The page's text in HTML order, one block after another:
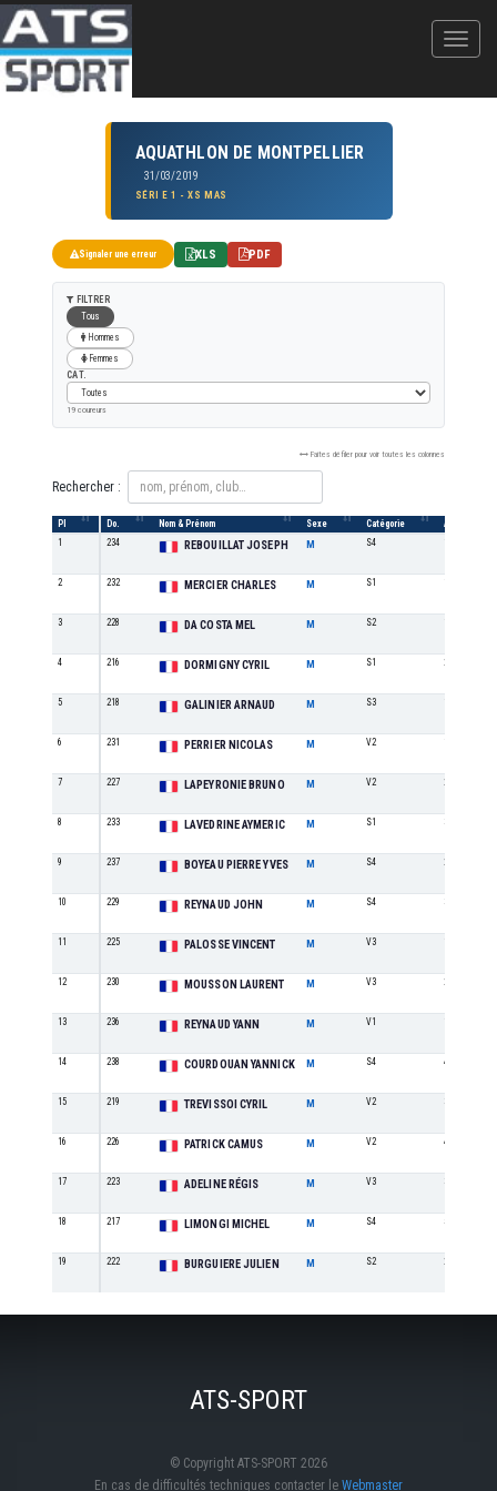
AQUATHLON DE MONTPELLIER
31/03/2019
SÉRI E 1 - XS MAS
Signaler une erreur XLS PDF
FILTRER
Tous
Hommes
Femmes
CAT.
19 coureurs
Faites défiler pour voir toutes les colonnes
Rechercher :
Pl Do. Nom & Prénom Sexe Catégorie
/cat
1
234 REBOUILLAT JOSEPH M S4
2 232 MERCIER CHARLES M S1
3 228 DA COSTA MEL M S2
4 216 DORMIGNY CYRIL M S1 2
5 218 GALINIER ARNAUD M S3
6 231 PERRIER NICOLAS M V2
7 227 LAPEYRONIE BRUNO M V2 2
8 233 LAVEDRINE AYMERIC M S1 3
9 237 BOYEAU PIERRE YVES M S4 2
10 229 REYNAUD JOHN M S4 3
11 225 PALOSSE VINCENT M V3
12 230 MOUSSON LAURENT M V3 2
13 236 REYNAUD YANN M V1
14 238 COURDOUAN YANNICK M S4 4
15 219 TREVISSOI CYRIL M V2 3
16 226 PATRICK CAMUS M V2 4
17 223 ADELINE RÉGIS M V3 3
18 217 LIMONGI MICHEL M S4 5
19 222 BURGUIERE JULIEN M S2 2
ATS-SPORT
© Copyright ATS-SPORT 2026
En cas de difficultés techniques contacter le Webmaster